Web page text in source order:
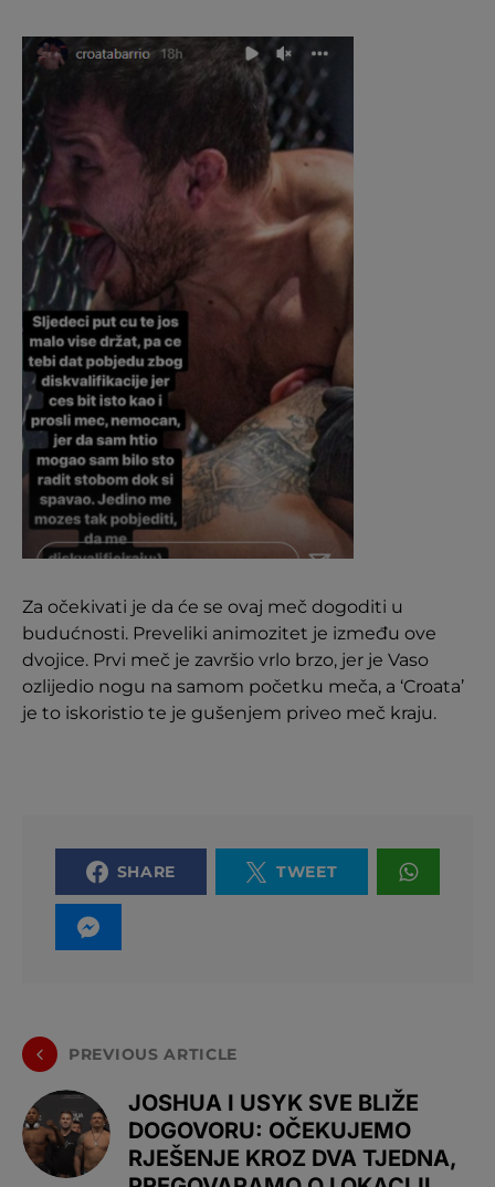
Za očekivati je da će se ovaj meč dogoditi u
budućnosti. Preveliki animozitet je između ove
dvojice. Prvi meč je završio vrlo brzo, jer je Vaso
ozlijedio nogu na samom početku meča, a ‘Croata’
je to iskoristio te je gušenjem priveo meč kraju.
SHARE TWEET
PREVIOUS ARTICLE
JOSHUA I USYK SVE BLIŽE
DOGOVORU: OČEKUJEMO
RJEŠENJE KROZ DVA TJEDNA,